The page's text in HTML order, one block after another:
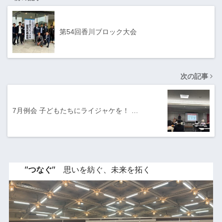
第54回香川ブロック大会
次の記事
7月例会 子どもたちにライジャケを！ …
"つなぐ" 思いを紡ぐ、未来を拓く